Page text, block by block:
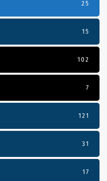
25
15
102
7
121
31
17